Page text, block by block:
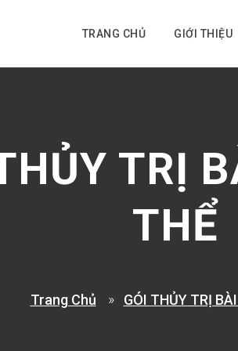
TRANG CHỦ GIỚI THIỆU
TRỊ
THỂ
Trang Chủ GÓI THỦY TRỊ